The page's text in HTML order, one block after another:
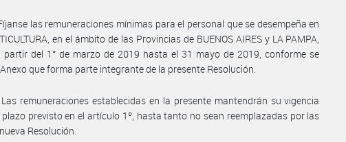
las remuneraciones mínimas para el personal que se desempeña en
en el ámbito de las Provincias de BUENOS AIRES y LA PAMPA,
partir del 1° de marzo de 2019 hasta el 31 mayo de 2019, conforme se
que forma parte integrante de la presente Resolución.
Las remuneraciones establecidas en la presente mantendrán su vigencia
previsto en el artículo 1º, hasta tanto no sean reemplazadas por las
Resolución.